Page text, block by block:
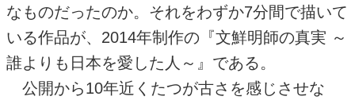
なものだったのか。それをわずか7分間で描いて
いる作品が、 2014年制作の『文鮮明師の真実 ～
誰よりも日本を愛した人～』である。
公開から10年近くたつが古さを感じさせな